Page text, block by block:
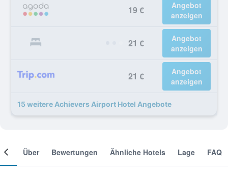
19 €
Angebot
anzeigen
21 €
Angebot
anzeigen
21 €
Angebot
anzeigen
15 weitere Achievers Airport Hotel Angebote
Über Bewertungen Ähnliche Hotels Lage FAQ